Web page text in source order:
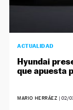
ACTUALIDAD
Hyundai
que apuesta
MARIO HERRÁEZ | 02/